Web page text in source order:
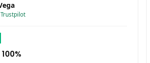
Trustpilot